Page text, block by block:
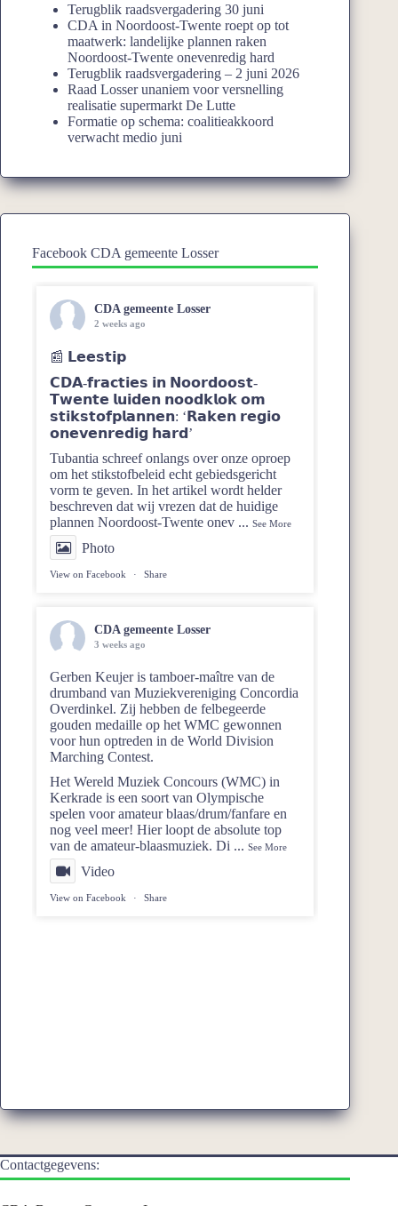
Terugblik raadsvergadering 30 juni
CDA in Noordoost-Twente roept op tot
maatwerk: landelijke plannen raken
Noordoost-Twente onevenredig hard
Terugblik raadsvergadering – 2 juni 2026
Raad Losser unaniem voor versnelling
realisatie supermarkt De Lutte
Formatie op schema: coalitieakkoord
verwacht medio juni
Facebook CDA gemeente Losser
CDA gemeente Losser
2 weeks ago
📰 𝗟𝗲𝗲𝘀𝘁𝗶𝗽
𝗖𝗗𝗔-𝗳𝗿𝗮𝗰𝘁𝗶𝗲𝘀 𝗶𝗻 𝗡𝗼𝗼𝗿𝗱𝗼𝗼𝘀𝘁-
𝗧𝘄𝗲𝗻𝘁𝗲 𝗹𝘂𝗶𝗱𝗲𝗻 𝗻𝗼𝗼𝗱𝗸𝗹𝗼𝗸 𝗼𝗺
𝘀𝘁𝗶𝗸𝘀𝘁𝗼𝗳𝗽𝗹𝗮𝗻𝗻𝗲𝗻: ‘𝗥𝗮𝗸𝗲𝗻 𝗿𝗲𝗴𝗶𝗼
𝗼𝗻𝗲𝘃𝗲𝗻𝗿𝗲𝗱𝗶𝗴 𝗵𝗮𝗿𝗱’
Tubantia schreef onlangs over onze oproep
om het stikstofbeleid echt gebiedsgericht
vorm te geven. In het artikel wordt helder
beschreven dat wij vrezen dat de huidige
plannen Noordoost‑Twente onev ... See More
Photo
View on Facebook · Share
CDA gemeente Losser
3 weeks ago
Gerben Keujer is tamboer-maître van de
drumband van Muziekvereniging Concordia
Overdinkel. Zij hebben de felbegeerde
gouden medaille op het WMC gewonnen
voor hun optreden in de World Division
Marching Contest.
Het Wereld Muziek Concours (WMC) in
Kerkrade is een soort van Olympische
spelen voor amateur blaas/drum/fanfare en
nog veel meer! Hier loopt de absolute top
van de amateur-blaasmuziek. Di ... See More
Video
View on Facebook · Share
Contactgegevens: